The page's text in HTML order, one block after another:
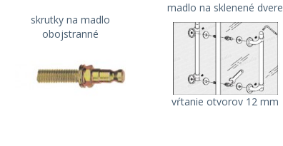
skrutky na madlo
obojstranné
madlo na sklenené dvere
vŕtanie otvorov 12 mm